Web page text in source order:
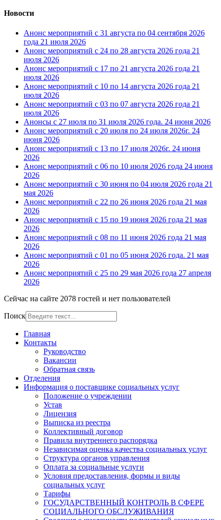
Новости
Анонс мероприятий с 31 августа по 04 сентября 2026
года 21 июля 2026
Анонс мероприятий с 24 по 28 августа 2026 года 21
июля 2026
Анонс мероприятий с 17 по 21 августа 2026 года 21
июля 2026
Анонс мероприятий с 10 по 14 августа 2026 года 21
июля 2026
Анонс мероприятий с 03 по 07 августа 2026 года 21
июля 2026
Анонсы с 27 июля по 31 июля 2026 года. 24 июня 2026
Анонс мероприятий с 20 июля по 24 июля 2026г. 24
июня 2026
Анонс мероприятий с 13 по 17 июля 2026г. 24 июня
2026
Анонс мероприятий с 06 по 10 июля 2026 года 24 июня
2026
Анонс мероприятий с 30 июня по 04 июля 2026 года 21
мая 2026
Анонс мероприятий с 22 по 26 июня 2026 года 21 мая
2026
Анонс мероприятий с 15 по 19 июня 2026 года 21 мая
2026
Анонс мероприятий с 08 по 11 июня 2026 года 21 мая
2026
Анонс мероприятий с 01 по 05 июня 2026 года. 21 мая
2026
Анонс мероприятий с 25 по 29 мая 2026 года 27 апреля
2026
Сейчас на сайте 2078 гостей и нет пользователей
Поиск
Главная
Контакты
Руководство
Вакансии
Обратная связь
Отделения
Информация о поставщике социальных услуг
Положение о учреждении
Устав
Лицензия
Выписка из реестра
Коллективный договор
Правила внутреннего распорядка
Независимая оценка качества социальных услуг
Структура органов управления
Оплата за социальные услуги
Условия предоставления, формы и виды
социальных услуг
Тарифы
ГОСУДАРСТВЕННЫЙ КОНТРОЛЬ В СФЕРЕ
СОЦИАЛЬНОГО ОБСЛУЖИВАНИЯ